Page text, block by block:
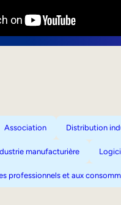
Association Distribution
manufacturière
professionnels et aux